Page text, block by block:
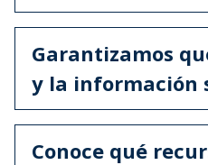
Garantizamos
y la información
Conoce qué